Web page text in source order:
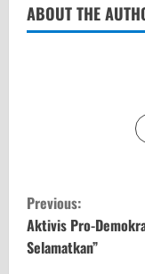
ABOUT THE
C
o
Previous:
Aktivis Pro-
Selamatkan”